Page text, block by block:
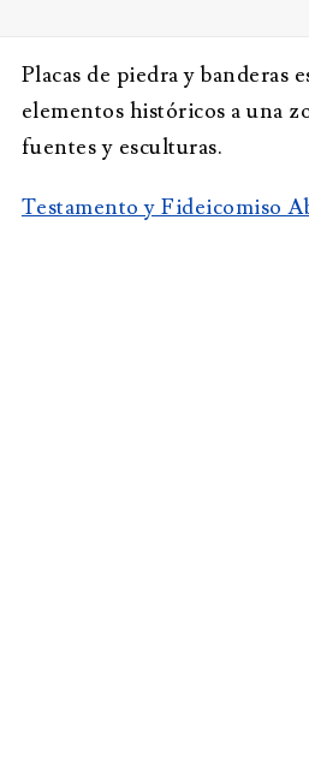
Placas de piedra y banderas
elementos históricos a una
fuentes y esculturas.
Testamento y Fideicomiso